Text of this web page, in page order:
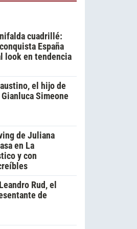
cuadrillé:
España
look en tendencia
el hijo de
Simeone
de Juliana
en La
y con
Rud, el
de